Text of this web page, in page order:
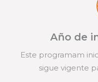
Año de
Este programam
sigue vigente